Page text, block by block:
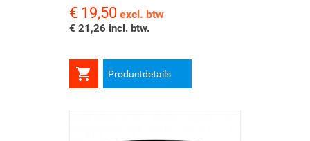
Prijs
€ 19,50 excl. btw
€ 21,26 incl. btw.
 Productdetails